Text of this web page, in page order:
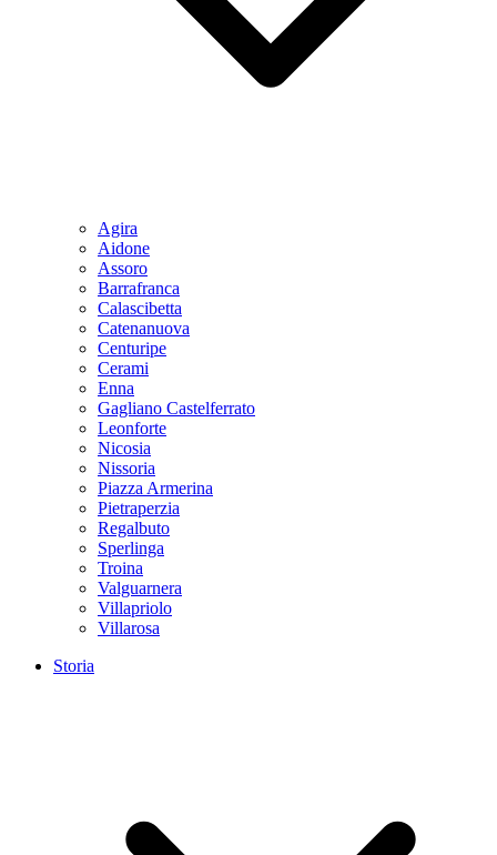
Agira
Aidone
Assoro
Barrafranca
Calascibetta
Catenanuova
Centuripe
Cerami
Enna
Gagliano Castelferrato
Leonforte
Nicosia
Nissoria
Piazza Armerina
Pietraperzia
Regalbuto
Sperlinga
Troina
Valguarnera
Villapriolo
Villarosa
Storia